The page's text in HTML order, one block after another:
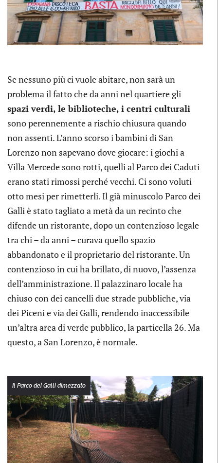
Se nessuno più ci vuole abitare, non sarà un
problema il fatto che da anni nel quartiere gli
spazi verdi, le biblioteche, i centri culturali
sono perennemente a rischio chiusura quando
non assenti. L’anno scorso i bambini di San
Lorenzo non sapevano dove giocare: i giochi a
Villa Mercede sono rotti, quelli al Parco dei Caduti
erano stati rimossi perché vecchi. Ci sono voluti
otto mesi per rimetterli. Il già minuscolo Parco dei
Galli è stato tagliato a metà da un recinto che
difende un ristorante, dopo un contenzioso legale
tra chi – da anni – curava quello spazio
abbandonato e il proprietario del ristorante. Un
contenzioso in cui ha brillato, di nuovo, l’assenza
dell’amministrazione. Il palazzinaro locale ha
chiuso con dei cancelli due strade pubbliche, via
dei Piceni e via dei Galli, rendendo inaccessibile
un’altra area di verde pubblico, la particella 26. Ma
questo, a San Lorenzo, è normale.
Il Parco dei Galli dimezzato